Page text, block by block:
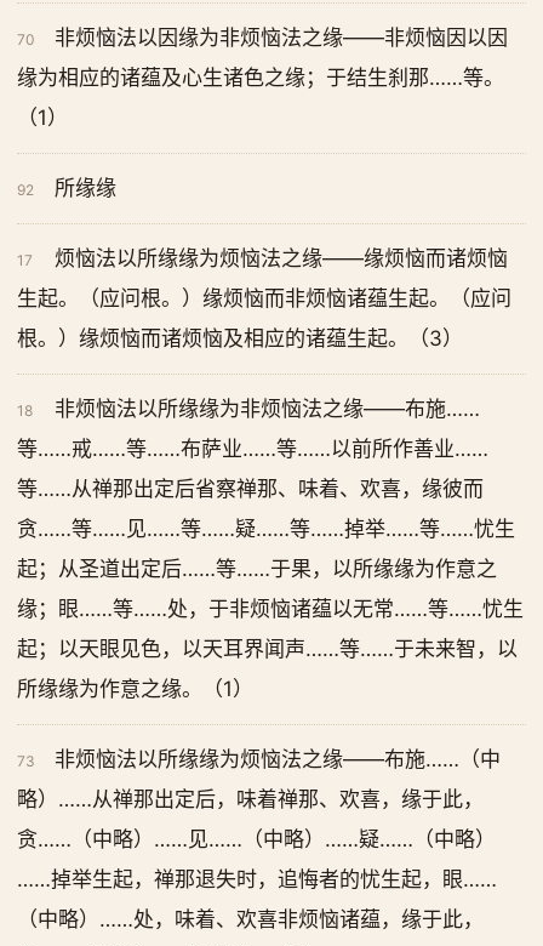
70
非烦恼法以因缘为非烦恼法之缘——非烦恼因以因
缘为相应的诸蕴及心生诸色之缘；于结生刹那……等。
（1）
92 所缘缘
17
烦恼法以所缘缘为烦恼法之缘——缘烦恼而诸烦恼
生起。（应问根。）缘烦恼而非烦恼诸蕴生起。（应问
根。）缘烦恼而诸烦恼及相应的诸蕴生起。（3）
18
非烦恼法以所缘缘为非烦恼法之缘——布施……
等……戒……等……布萨业……等……以前所作善业……
等……从禅那出定后省察禅那、味着、欢喜，缘彼而
贪……等……见……等……疑……等……掉举……等……忧生
起；从圣道出定后……等……于果，以所缘缘为作意之
缘；眼……等……处，于非烦恼诸蕴以无常……等……忧生
起；以天眼见色，以天耳界闻声……等……于未来智，以
所缘缘为作意之缘。（1）
73
非烦恼法以所缘缘为烦恼法之缘——布施……（中
略）……从禅那出定后，味着禅那、欢喜，缘于此，
贪……（中略）……见……（中略）……疑……（中略）
……掉举生起，禅那退失时，追悔者的忧生起，眼……
（中略）……处，味着、欢喜非烦恼诸蕴，缘于此，